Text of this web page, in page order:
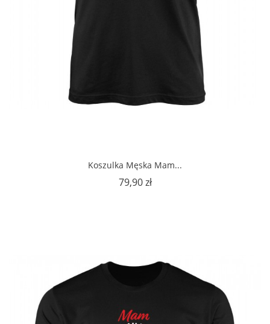
Koszulka Męska Mam...
79,90 złCena